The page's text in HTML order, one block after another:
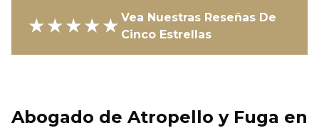
★★★★★ Vea Nuestras Reseñas De
Cinco Estrellas
Abogado de Atropello y Fuga en